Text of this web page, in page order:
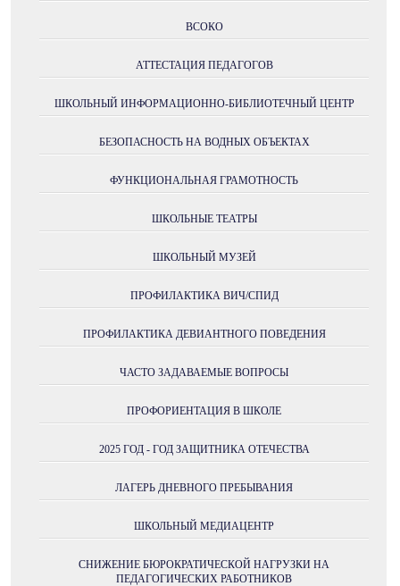
ВСОКО
АТТЕСТАЦИЯ ПЕДАГОГОВ
ШКОЛЬНЫЙ ИНФОРМАЦИОННО-БИБЛИОТЕЧНЫЙ ЦЕНТР
БЕЗОПАСНОСТЬ НА ВОДНЫХ ОБЪЕКТАХ
ФУНКЦИОНАЛЬНАЯ ГРАМОТНОСТЬ
ШКОЛЬНЫЕ ТЕАТРЫ
ШКОЛЬНЫЙ МУЗЕЙ
ПРОФИЛАКТИКА ВИЧ/СПИД
ПРОФИЛАКТИКА ДЕВИАНТНОГО ПОВЕДЕНИЯ
ЧАСТО ЗАДАВАЕМЫЕ ВОПРОСЫ
ПРОФОРИЕНТАЦИЯ В ШКОЛЕ
2025 ГОД - ГОД ЗАЩИТНИКА ОТЕЧЕСТВА
ЛАГЕРЬ ДНЕВНОГО ПРЕБЫВАНИЯ
ШКОЛЬНЫЙ МЕДИАЦЕНТР
СНИЖЕНИЕ БЮРОКРАТИЧЕСКОЙ НАГРУЗКИ НА
ПЕДАГОГИЧЕСКИХ РАБОТНИКОВ